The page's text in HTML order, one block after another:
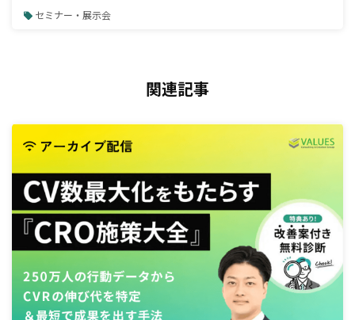
セミナー・展示会
関連記事